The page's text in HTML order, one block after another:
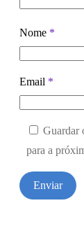
Nome *
Email *
Guardar
para a